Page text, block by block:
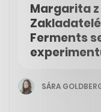
Margarita
Ferments
SÁRA